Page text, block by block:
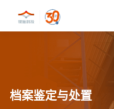
档案鉴定与处置